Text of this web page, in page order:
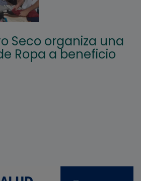
Seco organiza una
Ropa a beneficio